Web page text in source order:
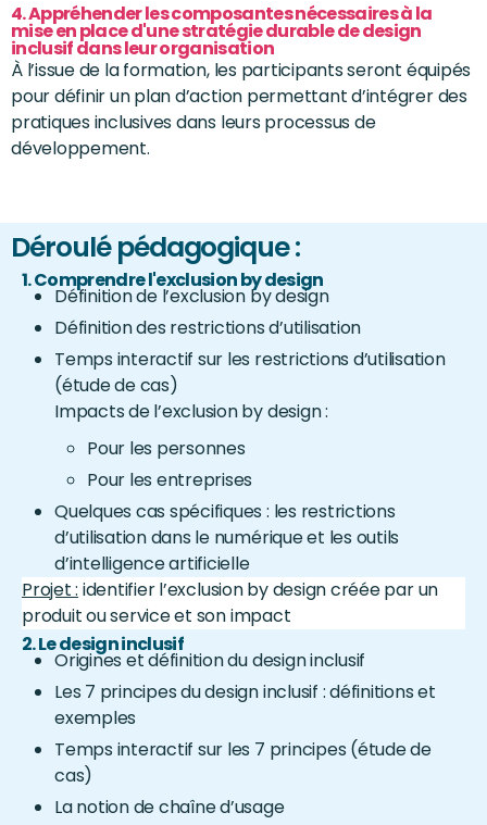
4. Appréhender les composantes nécessaires à la
mise en place d'une stratégie durable de design
inclusif dans leur organisation
À l’issue de la formation, les participants seront équipés
pour définir un plan d’action permettant d’intégrer des
pratiques inclusives dans leurs processus de
développement.
Déroulé pédagogique :
1. Comprendre l'exclusion by design
Définition de l’exclusion by design
Définition des restrictions d’utilisation
Temps interactif sur les restrictions d’utilisation
(étude de cas)
Impacts de l’exclusion by design :
Pour les personnes
Pour les entreprises
Quelques cas spécifiques : les restrictions
d’utilisation dans le numérique et les outils
d’intelligence artificielle
Projet : identifier l’exclusion by design créée par un
produit ou service et son impact
2. Le design inclusif
Origines et définition du design inclusif
Les 7 principes du design inclusif : définitions et
exemples
Temps interactif sur les 7 principes (étude de
cas)
La notion de chaîne d’usage